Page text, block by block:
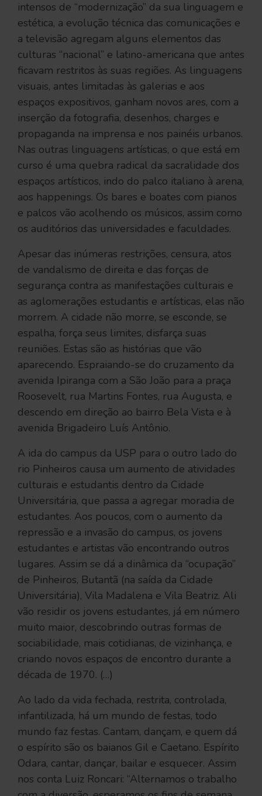
intensos de “modernização” da sua linguagem e
estética, a evolução técnica das comunicações e
a televisão agregam alguns elementos das
culturas “nacional” e latino-americana que antes
ficavam restritos às suas regiões. As linguagens
visuais, antes limitadas às galerias e aos
espaços expositivos, ganham novos ares, com a
inserção da fotografia, desenhos, charges e
propaganda na imprensa e nos painéis urbanos.
Nas outras linguagens artísticas, o que está em
curso é uma quebra radical da sacralidade dos
espaços artísticos, indo do palco italiano à arena,
aos happenings. Os bares e boates com pianos
e palcos vão acolhendo os músicos, assim como
os auditórios das universidades e faculdades.
Apesar das inúmeras restrições, censura, atos
de vandalismo de direita e das forças de
segurança contra as manifestações culturais e
as aglomerações estudantis e artísticas, elas não
morrem. A cidade não morre, se esconde, se
espalha, força seus limites, disfarça suas
reuniões. Estas são as histórias que vão
aparecendo. Espraiando-se do cruzamento da
avenida Ipiranga com a São João para a praça
Roosevelt, rua Martins Fontes, rua Augusta, e
descendo em direção ao bairro Bela Vista e à
avenida Brigadeiro Luís Antônio.
A ida do campus da USP para o outro lado do
rio Pinheiros causa um aumento de atividades
culturais e estudantis dentro da Cidade
Universitária, que passa a agregar moradia de
estudantes. Aos poucos, com o aumento da
repressão e a invasão do campus, os jovens
estudantes e artistas vão encontrando outros
lugares. Assim se dá a dinâmica da “ocupação”
de Pinheiros, Butantã (na saída da Cidade
Universitária), Vila Madalena e Vila Beatriz. Ali
vão residir os jovens estudantes, já em número
muito maior, descobrindo outras formas de
sociabilidade, mais cotidianas, de vizinhança, e
criando novos espaços de encontro durante a
década de 1970. (…)
Ao lado da vida fechada, restrita, controlada,
infantilizada, há um mundo de festas, todo
mundo faz festas. Cantam, dançam, e quem dá
o espírito são os baianos Gil e Caetano. Espírito
Odara, cantar, dançar, bailar e esquecer. Assim
nos conta Luiz Roncari: “Alternamos o trabalho